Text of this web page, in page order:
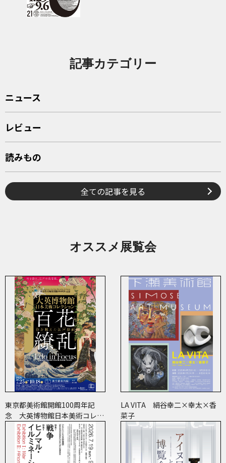
記事カテゴリー
ニュース
レビュー
読みもの
全ての記事を見る
オススメ展覧会
東京都美術館開館100周年記
念 大英博物館日本美術コレク
ション 百花繚乱～海を越えた
江戸絵画
LA VITA 絹谷幸二×幸太×香
菜子